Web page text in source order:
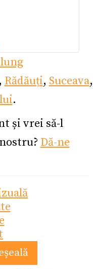
, Rădăuți, Suceava
.
și vrei să-l
Dă-ne